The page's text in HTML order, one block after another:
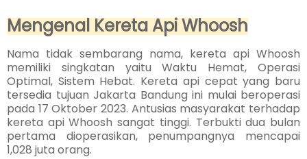
Mengenal Kereta Api Whoosh
Nama tidak sembarang nama, kereta api Whoosh
memiliki singkatan yaitu Waktu Hemat, Operasi
Optimal, Sistem Hebat. Kereta api cepat yang baru
tersedia tujuan Jakarta Bandung ini mulai beroperasi
pada 17 Oktober 2023. Antusias masyarakat terhadap
kereta api Whoosh sangat tinggi. Terbukti dua bulan
pertama dioperasikan, penumpangnya mencapai
1,028 juta orang.